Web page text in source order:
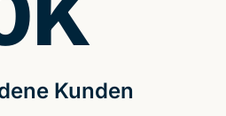
Kunden